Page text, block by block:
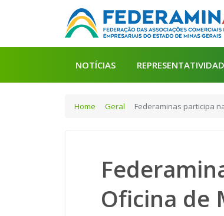
NOTÍCIAS
Home Geral Federaminas participa
Oficina de